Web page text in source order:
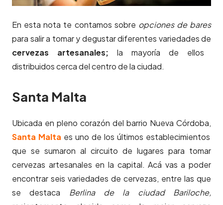
En esta nota te contamos sobre opciones de bares
para salir a tomar y degustar diferentes variedades de
cervezas artesanales; la mayoría de ellos
distribuidos cerca del centro de la ciudad.
Santa Malta
Ubicada en pleno corazón del barrio Nueva Córdoba,
Santa Malta es uno de los últimos establecimientos
que se sumaron al circuito de lugares para tomar
cervezas artesanales en la capital. Acá vas a poder
encontrar seis variedades de cervezas, entre las que
se destaca Berlina de la ciudad Bariloche,